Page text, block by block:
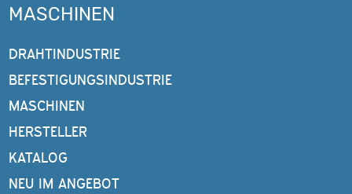
MASCHINEN
DRAHTINDUSTRIE
BEFESTIGUNGSINDUSTRIE
MASCHINEN
HERSTELLER
KATALOG
NEU IM ANGEBOT